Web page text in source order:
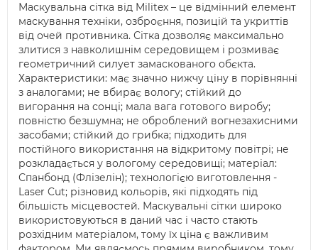
Маскувальна сітка від Militex – це відмінний елемент
маскування техніки, озброєння, позицій та укриттів
від очей противника. Сітка дозволяє максимально
злитися з навколишнім середовищем і розмиває
геометричний силует замаскованого обєкта.
Характеристики: має значно нижчу ціну в порівнянні
з аналогами; не вбирає вологу; стійкий до
вигорання на сонці; мала вага готового виробу;
повністю безшумна; не оброблений вогнезахисними
засобами; стійкий до грибка; підходить для
постійного використання на відкритому повітрі; не
розкладається у вологому середовищі; матеріал:
Спанбонд (Флізелін); технологією виготовлення -
Laser Cut; різновид кольорів, які підходять під
більшість місцевостей. Маскувальні сітки широко
використовуються в даний час і часто стають
розхідним матеріалом, тому їх ціна є важливим